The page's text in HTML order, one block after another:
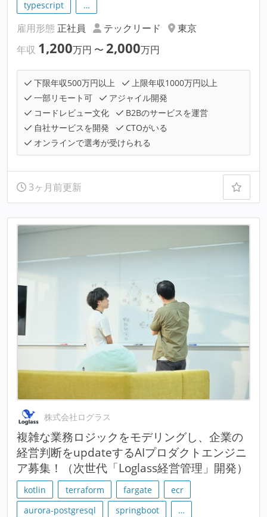
typescript …
雇用形態 正社員 テックリード
東京
年収 1,200万円 〜 2,000万円
下限年収500万円以上
上限年収1000万円以上
一部リモート可
アジャイル開発
コードレビュー文化
B2Bのサービスを運営
自社サービスを開発
CTOがいる
オンラインで選考が受けられる
3ヶ月前更新
株式会社ログラス
複雑な業務ロジックをモデリングし、企業の
経営判断をupdateするAIプロダクトエンジニ
ア募集！（次世代「Loglass経営管理」開発）
kotlin terraform fargate
ecr
aurora-postgresql
springboot …